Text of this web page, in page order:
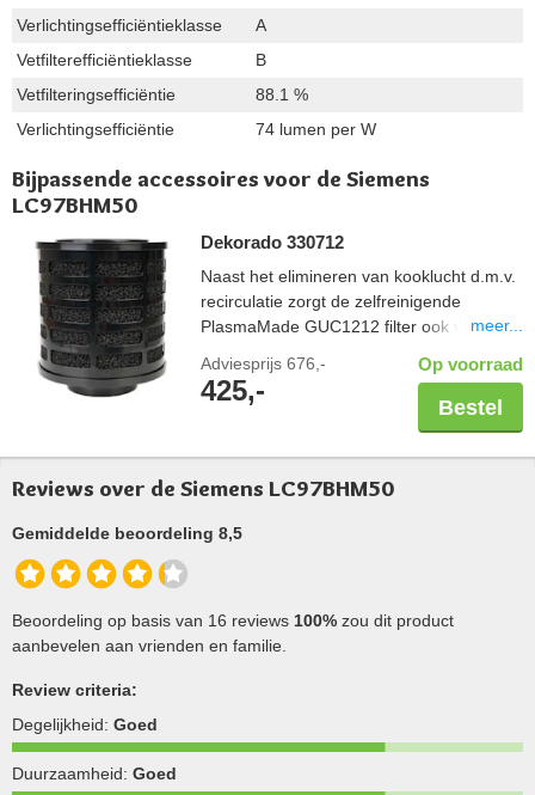
Verlichtingsefficiëntieklasse
A
Vetfilterefficiëntieklasse
B
Vetfilteringsefficiëntie
88.1 %
Verlichtingsefficiëntie
74 lumen per W
Bijpassende accessoires voor de Siemens
LC97BHM50
Dekorado 330712
Naast het elimineren van kooklucht d.m.v.
recirculatie zorgt de zelfreinigende
PlasmaMade GUC1212 filter ook voor een
pollen en bacteriën. Controleer altijd de
maatvoering van uw schacht in combinatie
met een PlasmaMade filter. Let hierbij op
600 m3/u.
meer...
Adviesprijs 676,-
425,-
Op voorraad
Bestel
Reviews over de Siemens LC97BHM50
Gemiddelde beoordeling 8,5
Beoordeling op basis van 16 reviews 100% zou dit product
aanbevelen aan vrienden en familie.
Review criteria:
Degelijkheid: Goed
Duurzaamheid: Goed